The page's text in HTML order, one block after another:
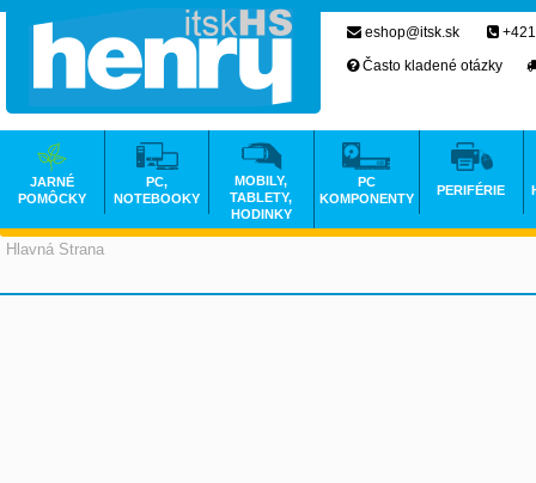
Hlavná Strana
eshop@itsk.sk
Často kladené otázky
JARNÉ
POMÔCKY
PC,
NOTEBOOKY
MOBILY,
TABLETY,
HODINKY
PC
KOMPONENTY
PERIFÉRIE